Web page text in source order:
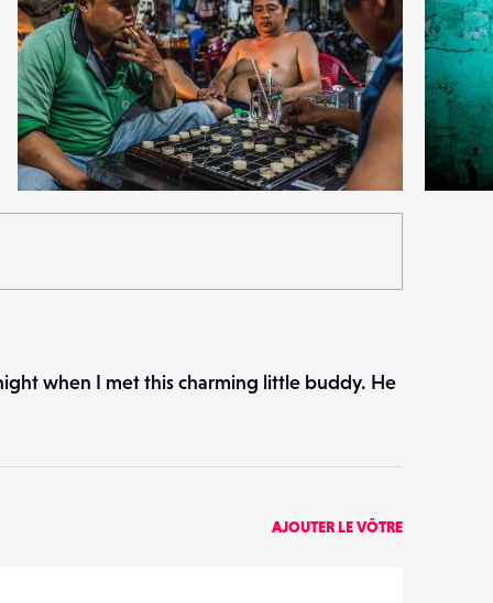
1
33
2
when I met this charming little buddy. He
AJOUTER LE VÔTRE